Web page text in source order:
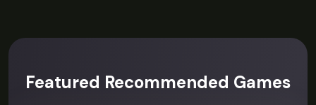
Featured Recommended Games